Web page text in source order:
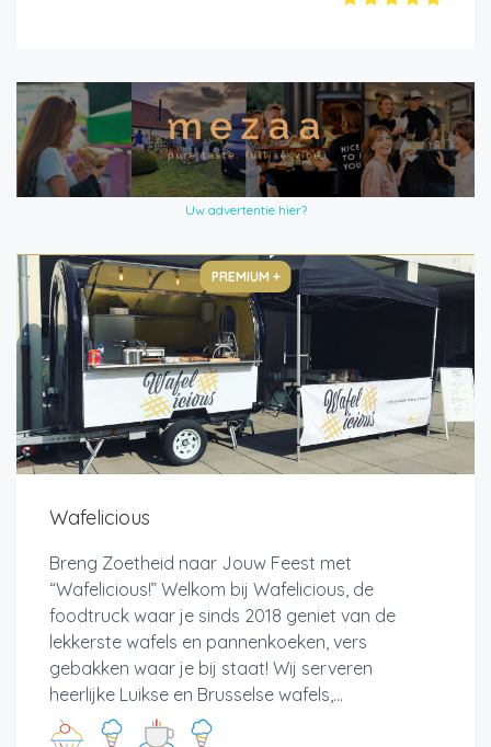
Uw advertentie hier?
PREMIUM +
Wafelicious
Breng Zoetheid naar Jouw Feest met
“Wafelicious!” Welkom bij Wafelicious, de
foodtruck waar je sinds 2018 geniet van de
lekkerste wafels en pannenkoeken, vers
gebakken waar je bij staat! Wij serveren
heerlijke Luikse en Brusselse wafels,...